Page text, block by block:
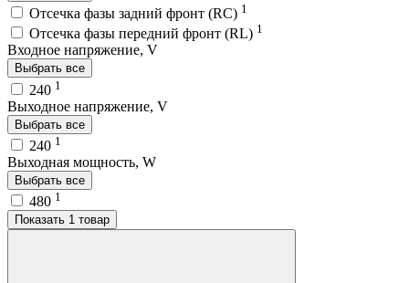
Отсечка фазы задний фронт (RC) 1
Отсечка фазы передний фронт (RL) 1
Входное напряжение, V
Выбрать все
240 1
Выходное напряжение, V
Выбрать все
240 1
Выходная мощность, W
Выбрать все
480 1
Показать 1 товар